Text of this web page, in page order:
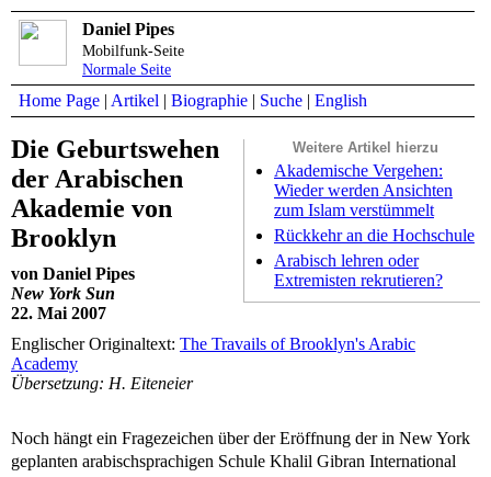
Daniel Pipes
Mobilfunk-Seite
Normale Seite
Home Page | Artikel | Biographie | Suche | English
Weitere Artikel hierzu
Akademische Vergehen:
Wieder werden Ansichten
zum Islam verstümmelt
Rückkehr an die Hochschule
Arabisch lehren oder
Extremisten rekrutieren?
Die Geburtswehen
der Arabischen
Akademie von
Brooklyn
von Daniel Pipes
New York Sun
22. Mai 2007
Englischer Originaltext: The Travails of Brooklyn's Arabic
Academy
Übersetzung: H. Eiteneier
Noch hängt ein Fragezeichen über der Eröffnung der in New York
geplanten arabischsprachigen Schule Khalil Gibran International